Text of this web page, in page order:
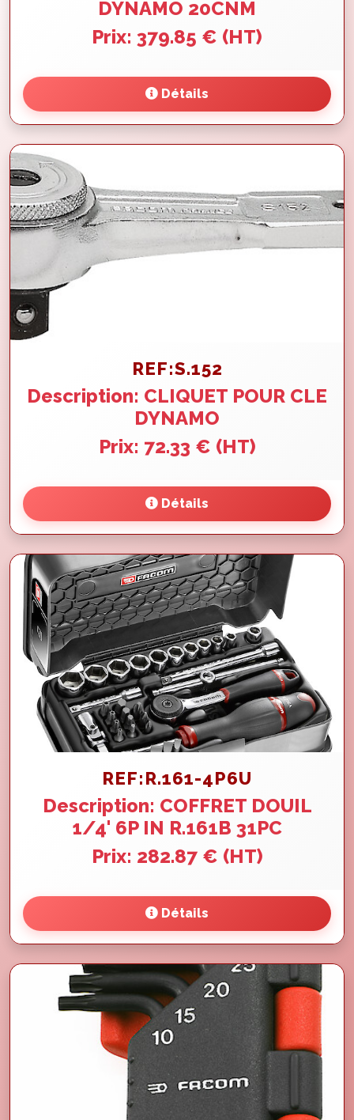
DYNAMO 20CNM
Prix: 379.85 € (HT)
Détails
REF:S.152
Description: CLIQUET POUR CLE
DYNAMO
Prix: 72.33 € (HT)
Détails
REF:R.161-4P6U
Description: COFFRET DOUIL
1/4' 6P IN R.161B 31PC
Prix: 282.87 € (HT)
Détails